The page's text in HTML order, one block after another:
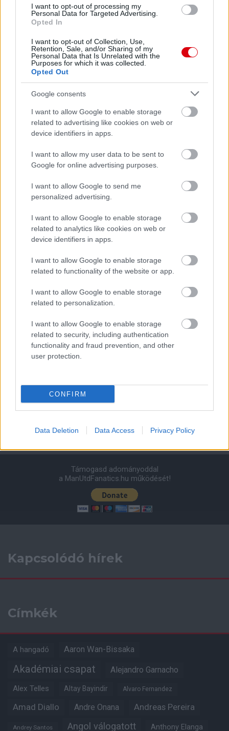
I want to opt-out of processing my
Personal Data for Targeted Advertising.
Opted In
I want to opt-out of Collection, Use,
Retention, Sale, and/or Sharing of my
Personal Data that Is Unrelated with the
Purposes for which it was collected.
Opted Out
Google consents
I want to allow Google to enable storage
related to advertising like cookies on web or
device identifiers in apps.
I want to allow my user data to be sent to
Google for online advertising purposes.
I want to allow Google to send me
personalized advertising.
I want to allow Google to enable storage
related to analytics like cookies on web or
device identifiers in apps.
I want to allow Google to enable storage
related to functionality of the website or app.
I want to allow Google to enable storage
related to personalization.
I want to allow Google to enable storage
related to security, including authentication
functionality and fraud prevention, and other
user protection.
CONFIRM
Data Deletion Data Access Privacy Policy
Paris Saint-Germain
Manchester United
Nya Ullevi, Göteborg
2026-08-08 17:00
1 nap 10 óra 23 perc 28 másodperc
Leeds UnitedvsManchester United
ELŐZŐ MÉRKŐZÉSEK
Támogatás
Támogasd adományoddal
a ManUtdFanatics.hu működését!
Kapcsolódó hírek
Címkék
A hangadó Aaron Wan-Bissaka
Akadémiai csapat Alejandro Garnacho
Alex Telles Altay Bayindir Alvaro Fernandez
Amad Diallo Andre Onana Andreas Pereira
Andrey Santos Angol válogatott Anthony Elanga